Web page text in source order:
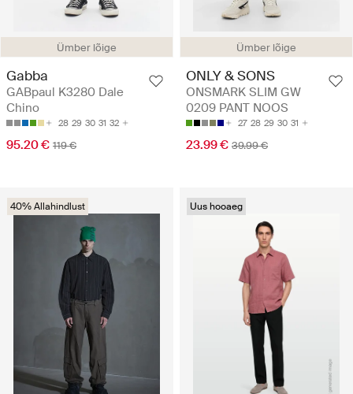
Ümber lõige
Gabba
GABpaul K3280 Dale
Chino
28 29 30 31 32
95.20 € 119 €
Ümber lõige
ONLY & SONS
ONSMARK SLIM GW
0209 PANT NOOS
27 28 29 30 31
23.99 € 39.99 €
40% Allahindlust Uus hooaeg